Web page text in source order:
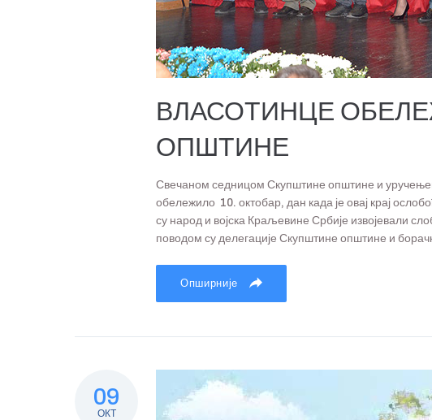
ВЛАСОТИНЦЕ
ОПШТИНЕ
Свечаном седницом Скупштине општине и
обележило 10. октобар, дан када је овај крај
су народ и војска Краљевине Србије извојевали
поводом су делегације Скупштине општине и
Опширније
09
ОКТ